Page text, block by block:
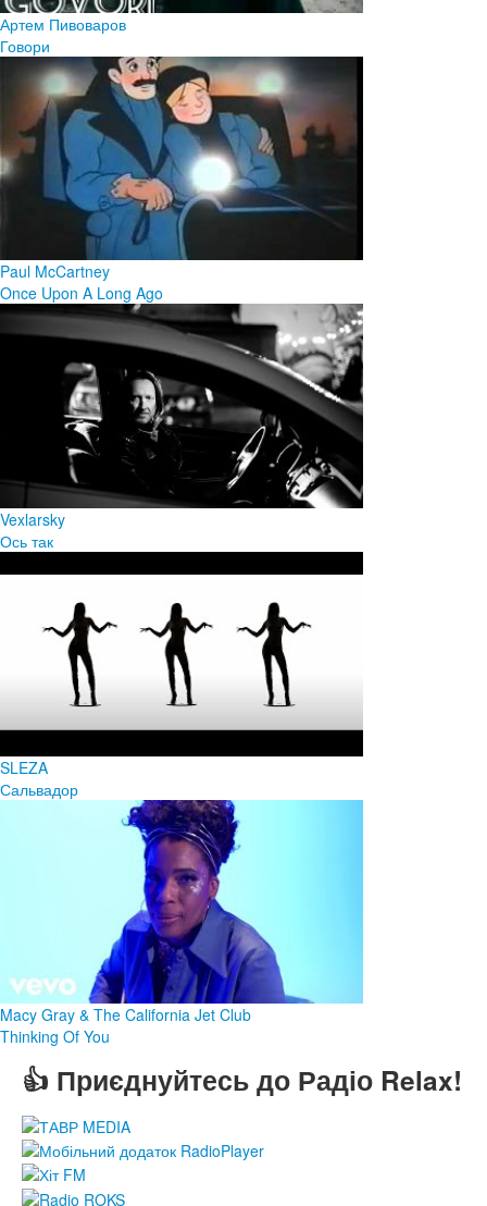
Артем Пивоваров
Говори
Paul McCartney
Once Upon A Long Ago
Vexlarsky
Ось так
SLEZA
Сальвадор
Macy Gray & The California Jet Club
Thinking Of You
👍 Приєднуйтесь до Радіо Relax!